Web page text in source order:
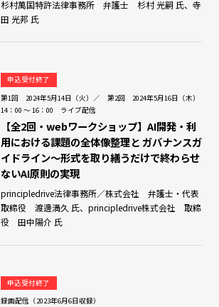
杉村萬国特許法律事務所 弁護士 杉村 光嗣 氏、寺
田 光邦 氏
申込受付終了
第1回 2024年5月14日（火）／ 第2回 2024年5月16日（木）
14：00 ～ 16：00 ライブ配信
【全2回・webワークショップ】AI開発・利
用における課題の全体像整理と ガバナンスガ
イドライン～形式を取り繕うだけで終わらせ
ないAI原則の実現
principledrive法律事務所／株式会社 弁護士・代表
取締役 渡邊満久 氏、principledrive株式会社 取締
役 田中陽介 氏
申込受付終了
録画配信（2023年6月6日収録）